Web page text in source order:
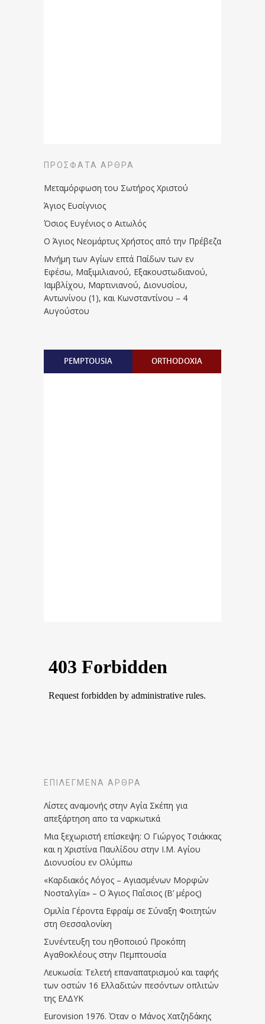
ΠΡΌΣΦΑΤΑ ΆΡΘΡΑ
Μεταμόρφωση του Σωτήρος Χριστού
Άγιος Ευσίγνιος
Όσιος Ευγένιος ο Αιτωλός
Ο Άγιος Νεομάρτυς Χρήστος από την Πρέβεζα
Μνήμη των Aγίων επτά Παίδων των εν
Eφέσω, Mαξιμιλιανού, Eξακουστωδιανού,
Iαμβλίχου, Mαρτινιανού, Διονυσίου,
Aντωνίνου (1), και Kωνσταντίνου – 4
Αυγούστου
PEMPTOUSIA ORTHODOXIA
ΕΠΙΛΕΓΜΈΝΑ ΆΡΘΡΑ
Λίστες αναμονής στην Αγία Σκέπη για
απεξάρτηση απο τα ναρκωτικά
Μια ξεχωριστή επίσκεψη: Ο Γιώργος Τσιάκκας
και η Χριστίνα Παυλίδου στην Ι.Μ. Αγίου
Διονυσίου εν Ολύμπω
«Καρδιακός Λόγος – Αγιασμένων Μορφών
Νοσταλγία» – Ο Άγιος Παΐσιος (Β’ μέρος)
Ομιλία Γέροντα Εφραίμ σε Σύναξη Φοιτητών
στη Θεσσαλονίκη
Συνέντευξη του ηθοποιού Προκόπη
Αγαθοκλέους στην Πεμπτουσία
Λευκωσία: Τελετή επαναπατρισμού και ταφής
των οστών 16 Ελλαδιτών πεσόντων οπλιτών
της ΕΛΔΥΚ
Eurovision 1976. Όταν ο Μάνος Χατζηδάκης